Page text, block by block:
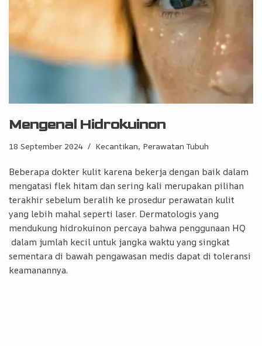
Mengenal Hidrokuinon
18 September 2024 Kecantikan, Perawatan Tubuh
Beberapa dokter kulit karena bekerja dengan baik dalam
mengatasi flek hitam dan sering kali merupakan pilihan
terakhir sebelum beralih ke prosedur perawatan kulit
yang lebih mahal seperti laser. Dermatologis yang
mendukung hidrokuinon percaya bahwa penggunaan HQ
dalam jumlah kecil untuk jangka waktu yang singkat
sementara di bawah pengawasan medis dapat di toleransi
keamanannya.